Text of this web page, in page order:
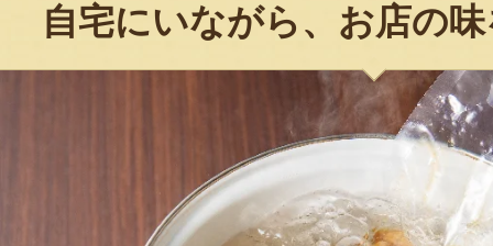
自宅にいながら、お店の